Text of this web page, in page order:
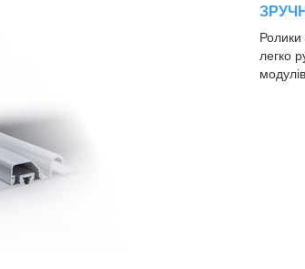
Ролики
легко